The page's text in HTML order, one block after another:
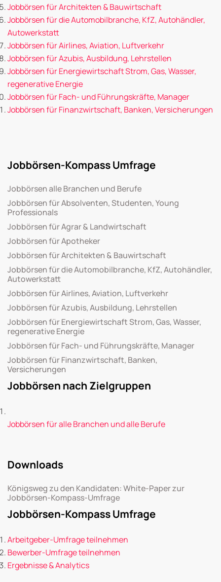
Jobbörsen für Architekten & Bauwirtschaft
Jobbörsen für die Automobilbranche, KfZ, Autohändler,
Autowerkstatt
Jobbörsen für Airlines, Aviation, Luftverkehr
Jobbörsen für Azubis, Ausbildung, Lehrstellen
Jobbörsen für Energiewirtschaft Strom, Gas, Wasser,
regenerative Energie
Jobbörsen für Fach- und Führungskräfte, Manager
Jobbörsen für Finanzwirtschaft, Banken, Versicherungen
Jobbörsen-Kompass Umfrage
Jobbörsen alle Branchen und Berufe
Jobbörsen für Absolventen, Studenten, Young
Professionals
Jobbörsen für Agrar & Landwirtschaft
Jobbörsen für Apotheker
Jobbörsen für Architekten & Bauwirtschaft
Jobbörsen für die Automobilbranche, KfZ, Autohändler,
Autowerkstatt
Jobbörsen für Airlines, Aviation, Luftverkehr
Jobbörsen für Azubis, Ausbildung, Lehrstellen
Jobbörsen für Energiewirtschaft Strom, Gas, Wasser,
regenerative Energie
Jobbörsen für Fach- und Führungskräfte, Manager
Jobbörsen für Finanzwirtschaft, Banken,
Versicherungen
Jobbörsen nach Zielgruppen
Jobbörsen für alle Branchen und alle Berufe
Downloads
Königsweg zu den Kandidaten: White-Paper zur
Jobbörsen-Kompass-Umfrage
Jobbörsen-Kompass Umfrage
Arbeitgeber-Umfrage teilnehmen
Bewerber-Umfrage teilnehmen
Ergebnisse & Analytics